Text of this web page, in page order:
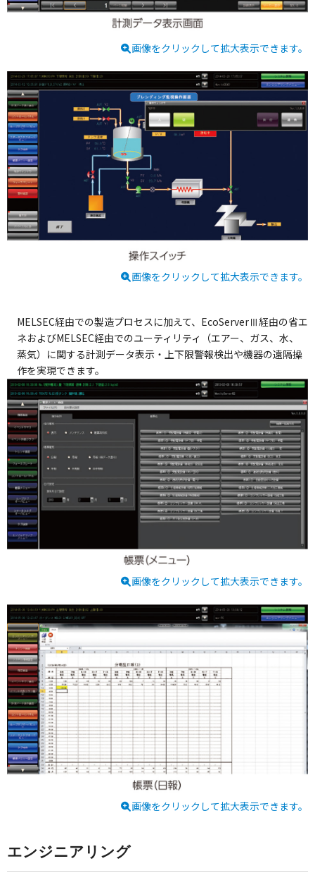
画像をクリックして拡大表示できます。
画像をクリックして拡大表示できます。
MELSEC経由での製造プロセスに加えて、EcoServerⅢ経由の省エ
ネおよびMELSEC経由でのユーティリティ（エアー、ガス、水、
蒸気）に関する計測データ表示・上下限警報検出や機器の遠隔操
作を実現できます。
画像をクリックして拡大表示できます。
画像をクリックして拡大表示できます。
エンジニアリング